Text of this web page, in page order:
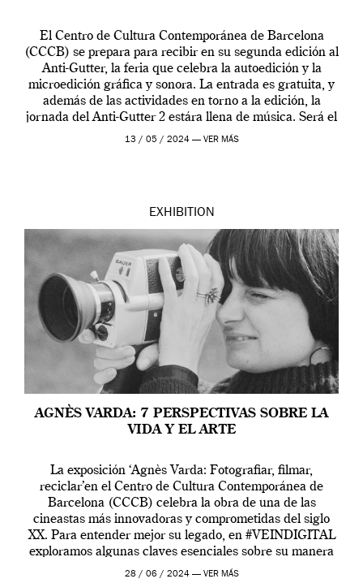
El Centro de Cultura Contemporánea de Barcelona
(CCCB) se prepara para recibir en su segunda edición al
Anti-Gutter, la feria que celebra la autoedición y la
microedición gráfica y sonora. La entrada es gratuita, y
además de las actividades en torno a la edición, la
jornada del Anti-Gutter 2 estára llena de música. Será el
[…]
13 / 05 / 2024 — VER MÁS
EXHIBITION
AGNÈS VARDA: 7 PERSPECTIVAS SOBRE LA
VIDA Y EL ARTE
La exposición ‘Agnès Varda: Fotografiar, filmar,
reciclar’en el Centro de Cultura Contemporánea de
Barcelona (CCCB) celebra la obra de una de las
cineastas más innovadoras y comprometidas del siglo
XX. Para entender mejor su legado, en #VEINDIGITAL
exploramos algunas claves esenciales sobre su manera
de entender la vida, el cine y el arte contemporáneo.
28 / 06 / 2024 — VER MÁS